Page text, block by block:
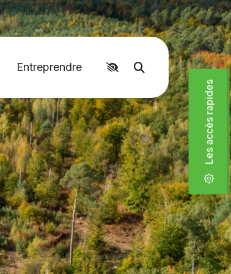
Moteur de
Entreprendre
Les accès rapides
Accéder aux liens rapides